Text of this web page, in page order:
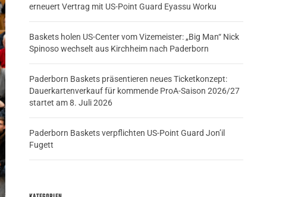
erneuert Vertrag mit US-Point Guard Eyassu Worku
Baskets holen US-Center vom Vizemeister: „Big Man“ Nick
Spinoso wechselt aus Kirchheim nach Paderborn
Paderborn Baskets präsentieren neues Ticketkonzept:
Dauerkartenverkauf für kommende ProA-Saison 2026/27
startet am 8. Juli 2026
Paderborn Baskets verpflichten US-Point Guard Jon’il
Fugett